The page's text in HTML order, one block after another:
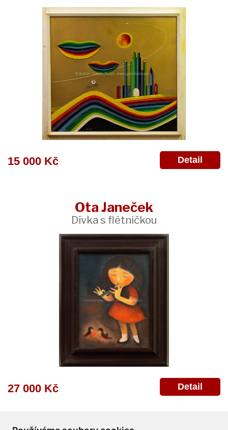
15 000 Kč Detail
Ota Janeček
Dívka s flétničkou
27 000 Kč Detail